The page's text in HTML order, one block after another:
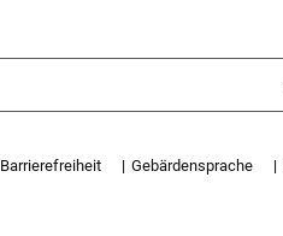
Gebärdensprache
Barrierefreiheit